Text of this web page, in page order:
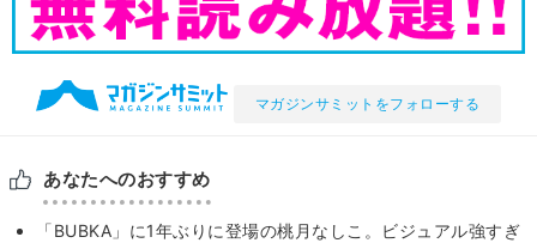
マガジンサミットをフォローする
あなたへのおすすめ
「BUBKA」に1年ぶりに登場の桃月なしこ。ビジュアル強すぎ